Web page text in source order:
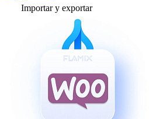
Importar y exportar